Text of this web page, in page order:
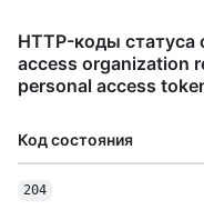
HTTP-коды статуса
access organization
personal access
Код состояния
204